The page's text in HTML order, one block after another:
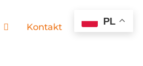
Kontakt
PL